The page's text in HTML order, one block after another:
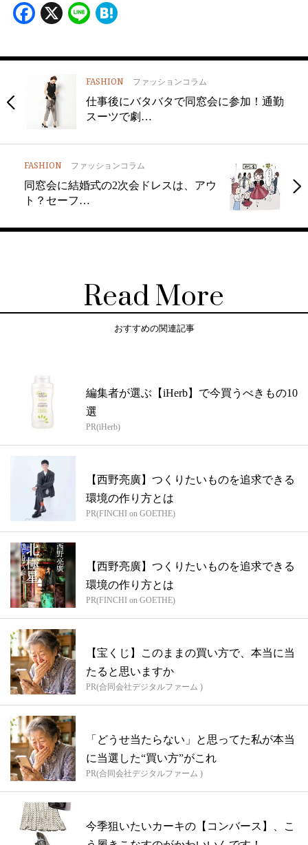
Facebook
X Line
FASHION ファッションコラム
仕事後にバタバタで同窓会に参加！通勤
スーツで劇…
FASHION ファッションコラム
同窓会に結婚式の2次会ドレスは、アウ
ト？セーフ…
Read More
おすすめの関連記事
編集者が選ぶ【iHerb】で今買うべきもの10
選
PR(iHerb)
【西野亮廣】つくりたいものを追求できる
環境の作り方とは
PR(FINCHI on GOETHE)
【西野亮廣】つくりたいものを追求できる
環境の作り方とは
PR(FINCHI on GOETHE)
【宝くじ】このままの買い方で、本当に当
たると思いますか
PR(合同会社デジタルファーム )
「どうせ当たらない」と思ってた私が本当
に当選した“買い方”がこれ
PR(合同会社デジタルファーム )
今季狙いたいカーキの【コンバース】、こ